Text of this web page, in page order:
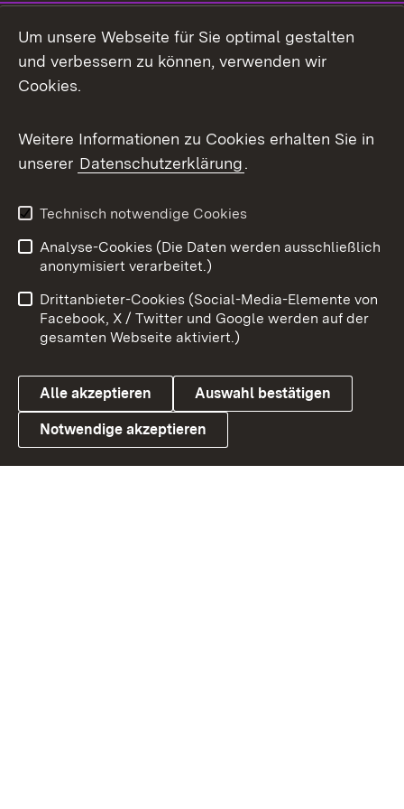
Facebook
X / Twitter
Youtube
Link zum Landesportal
Impressum
Kontakt
Barrierefreiheit
Datenschutz
Cookies
Um unsere Webseite für Sie optimal gestalten
und verbessern zu können, verwenden wir
Cookies.
Weitere Informationen zu Cookies erhalten Sie in
unserer Datenschutzerklärung.
Technisch notwendige Cookies
Analyse-Cookies (Die Daten werden ausschließlich
anonymisiert verarbeitet.)
Drittanbieter-Cookies (Social-Media-Elemente von
Facebook, X / Twitter und Google werden auf der
gesamten Webseite aktiviert.)
Alle akzeptieren Auswahl bestätigen
Notwendige akzeptieren